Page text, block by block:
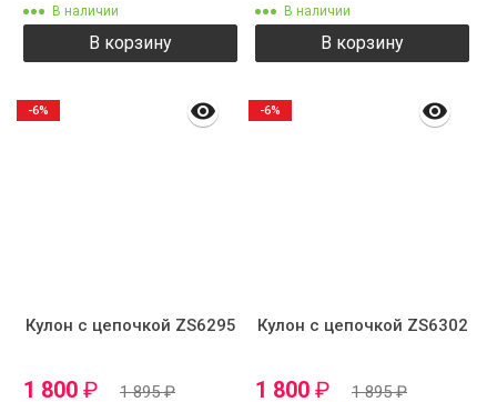
В наличии
В корзину
В наличии
В корзину
Кулон с цепочкой ZS6295
1 800 ₽ 1 895₽
-6%
Кулон с цепочкой ZS6302
1 800 ₽ 1 895₽
-6%